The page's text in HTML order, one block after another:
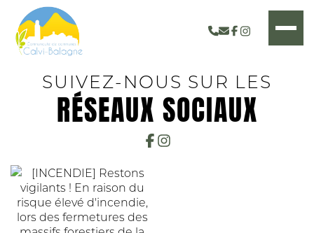
SUIVEZ-NOUS SUR LES
RÉSEAUX SOCIAUX